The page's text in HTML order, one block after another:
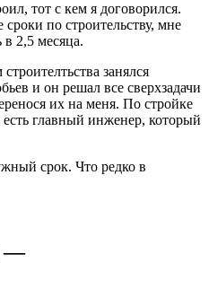
тот с кем я договорился.
по строительству, мне
2,5 месяца.
занялся
и он решал все сверхзадачи
их на меня. По стройке
главный инженер, который
срок. Что редко в
—